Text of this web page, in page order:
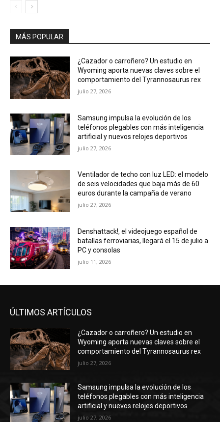
MÁS POPULAR
¿Cazador o carroñero? Un estudio en
Wyoming aporta nuevas claves sobre el
comportamiento del Tyrannosaurus rex
julio 27, 2026
Samsung impulsa la evolución de los
teléfonos plegables con más inteligencia
artificial y nuevos relojes deportivos
julio 27, 2026
Ventilador de techo con luz LED: el modelo
de seis velocidades que baja más de 60
euros durante la campaña de verano
julio 27, 2026
Denshattack!, el videojuego español de
batallas ferroviarias, llegará el 15 de julio a
PC y consolas
julio 11, 2026
ÚLTIMOS ARTÍCULOS
¿Cazador o carroñero? Un estudio en
Wyoming aporta nuevas claves sobre el
comportamiento del Tyrannosaurus rex
julio 27, 2026
Samsung impulsa la evolución de los
teléfonos plegables con más inteligencia
artificial y nuevos relojes deportivos
julio 27, 2026